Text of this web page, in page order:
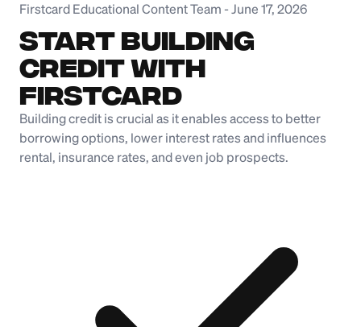
Firstcard Educational Content Team -June 17, 2026
Start Building
Credit with
Firstcard
Building credit is crucial as it enables access to better
borrowing options, lower interest rates and influences
rental, insurance rates, and even job prospects.